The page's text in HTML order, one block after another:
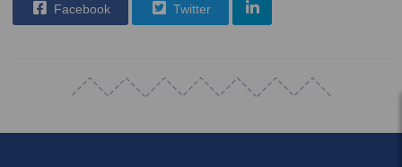
Facebook Twitter